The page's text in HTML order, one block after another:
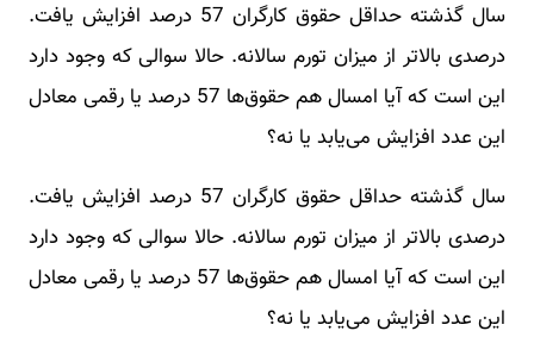
سال گذشته حداقل حقوق کارگران 57 درصد افزایش یافت.
درصدی بالاتر از میزان تورم سالانه. حالا سوالی که وجود دارد
این است که آیا امسال هم حقوق‌ها 57 درصد یا رقمی معادل
این عدد افزایش می‌یابد یا نه؟
سال گذشته حداقل حقوق کارگران 57 درصد افزایش یافت.
درصدی بالاتر از میزان تورم سالانه. حالا سوالی که وجود دارد
این است که آیا امسال هم حقوق‌ها 57 درصد یا رقمی معادل
این عدد افزایش می‌یابد یا نه؟